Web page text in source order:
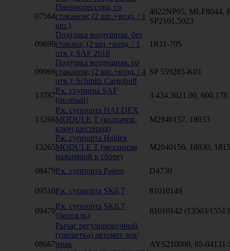
07564
Пневморессора, со
стаканом; (2 шп.+возд. / 1
шп.)
4022NP05, MLF8044,
SP2101.5023
09699
Подушка воздушная. без
стакана; (2 шп.+возд. / 1
отв.); SAF 2618
1R11-705
09969
Подушка воздушная. со
стаканом; (2 шп.+возд. / 4
отв.); Schmitz Cargobull
SP 559285-K01
13787
Р.к. ступицы SAF
(полный)
3.434.3021.00, 600.178
13266
Р.к. суппорта HALDEX
MODULE T (колпачок,
ключ,шестерня)
M2940157, 18033
13265
Р.к. суппорта Haldex
MODULE T (механизм
нажимной в сборе)
M2940156, 18030,
08479Р.к. суппорта Pajero D4730
09510Р.к. суппорта SK6,7 81010149
09479
Р.к. суппорта SK6,7
(бинокль)
81010142 (13503/
08667
Рычаг регулировочный
(трещетка) автомат лев/
прав
AYS210000, 85-